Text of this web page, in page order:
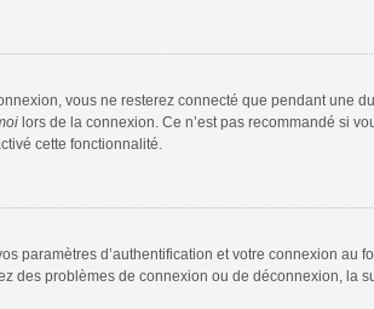
vous ne resterez connecté que pendant une
lors de la connexion. Ce n’est pas recommandé si
cette fonctionnalité.
paramètres d’authentification et votre connexion
des problèmes de connexion ou de déconnexion, la